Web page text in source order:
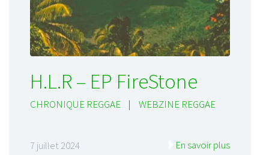
H.L.R – EP FireStone
CHRONIQUE REGGAE | WEBZINE REGGAE
7 juillet 2024 En savoir plus